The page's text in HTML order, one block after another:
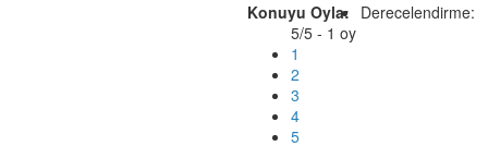
Konuyu Oyla: Derecelendirme:
5/5 - 1 oy
1
2
3
4
5